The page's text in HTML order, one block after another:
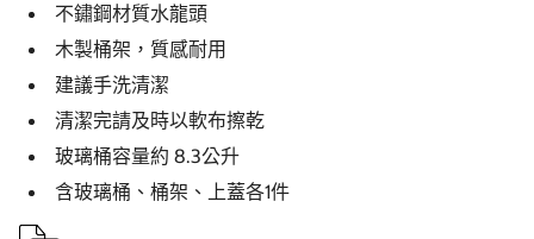
不鏽鋼材質水龍頭
木製桶架，質感耐用
建議手洗清潔
清潔完請及時以軟布擦乾
玻璃桶容量約 8.3公升
含玻璃桶、桶架、上蓋各1件